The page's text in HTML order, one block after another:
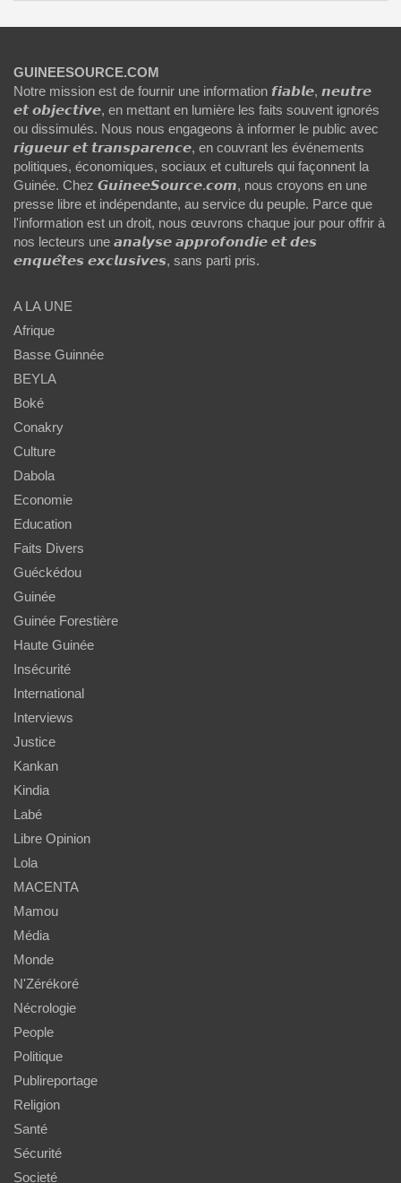
GUINEESOURCE.COM
Notre mission est de fournir une information 𝙛𝙞𝙖𝙗𝙡𝙚, 𝙣𝙚𝙪𝙩𝙧𝙚
𝙚𝙩 𝙤𝙗𝙟𝙚𝙘𝙩𝙞𝙫𝙚, en mettant en lumière les faits souvent ignorés
ou dissimulés. Nous nous engageons à informer le public avec
𝙧𝙞𝙜𝙪𝙚𝙪𝙧 𝙚𝙩 𝙩𝙧𝙖𝙣𝙨𝙥𝙖𝙧𝙚𝙣𝙘𝙚, en couvrant les événements
politiques, économiques, sociaux et culturels qui façonnent la
Guinée. Chez 𝙂𝙪𝙞𝙣𝙚𝙚𝙎𝙤𝙪𝙧𝙘𝙚.𝙘𝙤𝙢, nous croyons en une
presse libre et indépendante, au service du peuple. Parce que
l'information est un droit, nous œuvrons chaque jour pour offrir à
nos lecteurs une 𝙖𝙣𝙖𝙡𝙮𝙨𝙚 𝙖𝙥𝙥𝙧𝙤𝙛𝙤𝙣𝙙𝙞𝙚 𝙚𝙩 𝙙𝙚𝙨
𝙚𝙣𝙦𝙪𝙚̂𝙩𝙚𝙨 𝙚𝙭𝙘𝙡𝙪𝙨𝙞𝙫𝙚𝙨, sans parti pris.
A LA UNE
Afrique
Basse Guinnée
BEYLA
Boké
Conakry
Culture
Dabola
Economie
Education
Faits Divers
Guéckédou
Guinée
Guinée Forestière
Haute Guinée
Insécurité
International
Interviews
Justice
Kankan
Kindia
Labé
Libre Opinion
Lola
MACENTA
Mamou
Média
Monde
N'Zérékoré
Nécrologie
People
Politique
Publireportage
Religion
Santé
Sécurité
Societé